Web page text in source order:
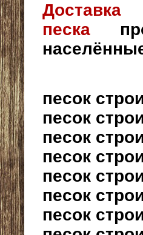
песка
песок
песок
песок
песок
песок
песок
песок